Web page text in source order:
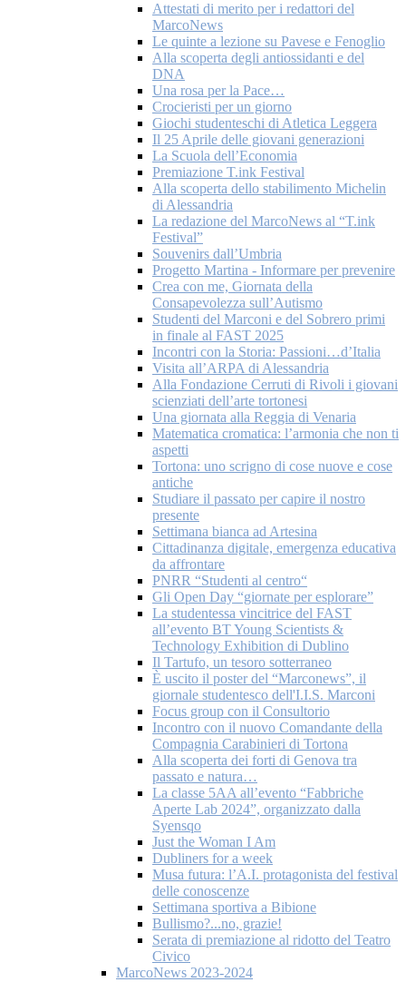
Attestati di merito per i redattori del
MarcoNews
Le quinte a lezione su Pavese e Fenoglio
Alla scoperta degli antiossidanti e del
DNA
Una rosa per la Pace…
Crocieristi per un giorno
Giochi studenteschi di Atletica Leggera
Il 25 Aprile delle giovani generazioni
La Scuola dell’Economia
Premiazione T.ink Festival
Alla scoperta dello stabilimento Michelin
di Alessandria
La redazione del MarcoNews al “T.ink
Festival”
Souvenirs dall’Umbria
Progetto Martina - Informare per prevenire
Crea con me, Giornata della
Consapevolezza sull’Autismo
Studenti del Marconi e del Sobrero primi
in finale al FAST 2025
Incontri con la Storia: Passioni…d’Italia
Visita all’ARPA di Alessandria
Alla Fondazione Cerruti di Rivoli i giovani
scienziati dell’arte tortonesi
Una giornata alla Reggia di Venaria
Matematica cromatica: l’armonia che non ti
aspetti
Tortona: uno scrigno di cose nuove e cose
antiche
Studiare il passato per capire il nostro
presente
Settimana bianca ad Artesina
Cittadinanza digitale, emergenza educativa
da affrontare
PNRR “Studenti al centro“
Gli Open Day “giornate per esplorare”
La studentessa vincitrice del FAST
all’evento BT Young Scientists &
Technology Exhibition di Dublino
Il Tartufo, un tesoro sotterraneo
È uscito il poster del “Marconews”, il
giornale studentesco dell'I.I.S. Marconi
Focus group con il Consultorio
Incontro con il nuovo Comandante della
Compagnia Carabinieri di Tortona
Alla scoperta dei forti di Genova tra
passato e natura…
La classe 5AA all’evento “Fabbriche
Aperte Lab 2024”, organizzato dalla
Syensqo
Just the Woman I Am
Dubliners for a week
Musa futura: l’A.I. protagonista del festival
delle conoscenze
Settimana sportiva a Bibione
Bullismo?...no, grazie!
Serata di premiazione al ridotto del Teatro
Civico
MarcoNews 2023-2024